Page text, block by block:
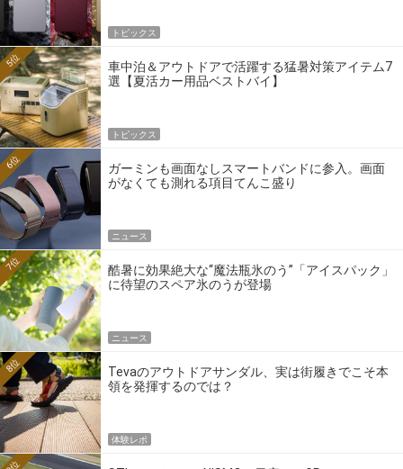
トピックス
車中泊＆アウトドアで活躍する猛暑対策アイテム7
選【夏活カー用品ベストバイ】
5位
トピックス
ガーミンも画面なしスマートバンドに参入。画面
がなくても測れる項目てんこ盛り
6位
ニュース
酷暑に効果絶大な“魔法瓶氷のう”「アイスパック」
に待望のスペア氷のうが登場
7位
ニュース
Tevaのアウトドアサンダル、実は街履きでこそ本
領を発揮するのでは？
8位
体験レポ